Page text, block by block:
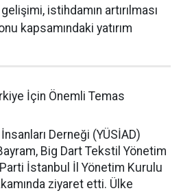
istihdamın artırılması
kapsamındaki yatırım
İçin Önemli Temas
Derneği (YÜSİAD)
Big Dart Tekstil Yönetim
İstanbul İl Yönetim Kurulu
ziyaret etti. Ülke